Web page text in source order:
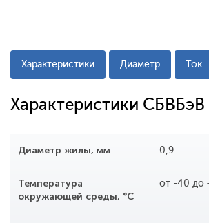
Характеристики Диаметр Ток
Характеристики
Диаметр жилы, мм 0,9
Температура
окружающей среды, °С
от -40 до